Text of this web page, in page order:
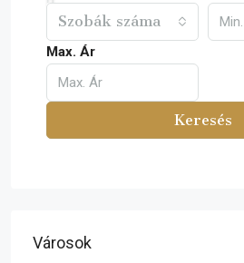
Szobák száma
Max. Ár
Keresés
Városok